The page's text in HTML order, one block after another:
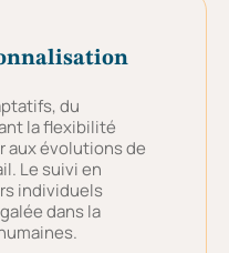
du
la flexibilité
aux évolutions de
Le suivi en
individuels
dans la